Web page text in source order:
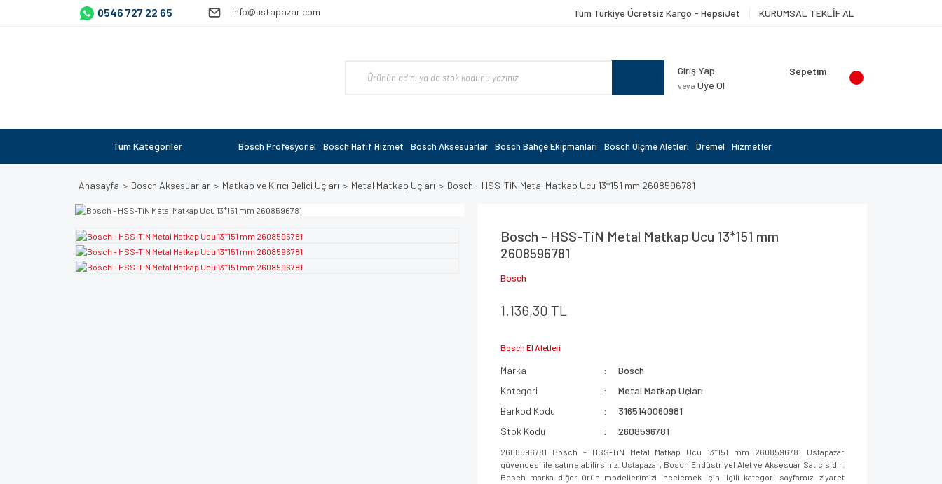
0546 727 22 65 info@ustapazar.com Tüm Türkiye Ücretsiz Kargo - HepsiJet KURUMSAL TEKLİF AL
Giriş Yap
veya Üye Ol
Sepetim
Tüm Kategoriler Bosch Profesyonel Bosch Hafif Hizmet Bosch Aksesuarlar Bosch Bahçe Ekipmanları Bosch Ölçme Aletleri Dremel Hizmetler
Anasayfa Bosch Aksesuarlar Matkap ve Kırıcı Delici Uçları Metal Matkap Uçları Bosch - HSS-TiN Metal Matkap Ucu 13*151 mm 2608596781
Bosch - HSS-TiN Metal Matkap Ucu 13*151 mm
2608596781
Bosch
1.136,30 TL
Bosch El Aletleri
Marka
Bosch
Kategori
Metal Matkap Uçları
Barkod Kodu
3165140060981
Stok Kodu
2608596781
2608596781 Bosch - HSS-TiN Metal Matkap Ucu 13*151 mm 2608596781 Ustapazar
güvencesi ile satın alabilirsiniz. Ustapazar, Bosch Endüstriyel Alet ve Aksesuar Satıcısıdır.
Bosch marka diğer ürün modellerimizi incelemek için ilgili kategori sayfamızı ziyaret